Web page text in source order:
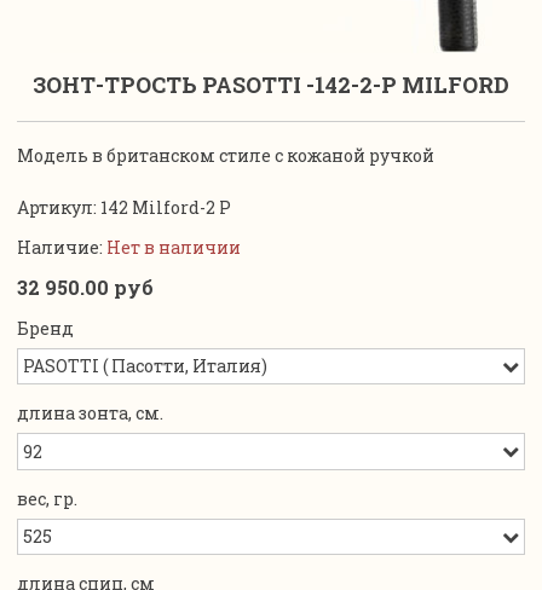
ЗОНТ-ТРОСТЬ PASOTTI -142-2-P MILFORD
Модель в британском стиле с кожаной ручкой
Артикул: 142 Milford-2 P
Наличие: Нет в наличии
32 950.00 руб
Бренд
длина зонта, см.
вес, гр.
длина спиц, см